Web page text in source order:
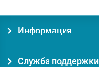
Информация
Служба поддержки